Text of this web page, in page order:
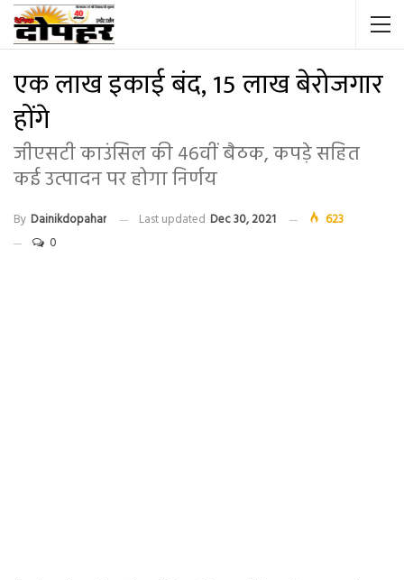
एक लाख इकाई बंद, 15 लाख बेरोजगार
होंगे
जीएसटी काउंसिल की 46वीं बैठक, कपड़े सहित
कई उत्पादन पर होगा निर्णय
By Dainikdopahar Last updated Dec 30, 2021
623
0